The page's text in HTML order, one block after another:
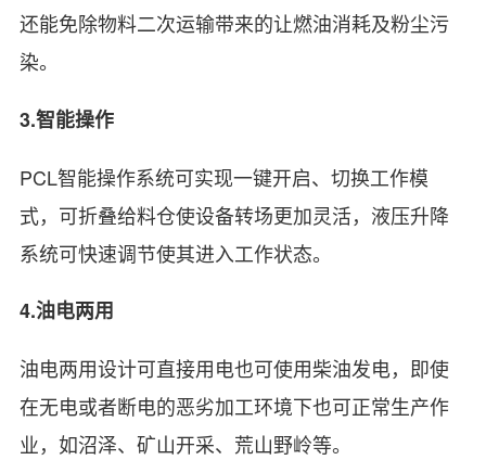
还能免除物料二次运输带来的让燃油消耗及粉尘污
染。
3.智能操作
PCL智能操作系统可实现一键开启、切换工作模
式，可折叠给料仓使设备转场更加灵活，液压升降
系统可快速调节使其进入工作状态。
4.油电两用
油电两用设计可直接用电也可使用柴油发电，即使
在无电或者断电的恶劣加工环境下也可正常生产作
业，如沼泽、矿山开采、荒山野岭等。